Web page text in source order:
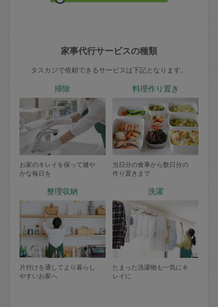
家事代行サービスの種類
タスカジで依頼できるサービスは下記となります。
掃除
お家のキレイを保って健や
かな毎日を
料理作り置き
当日分の食事から数日分の
作り置きまで
整理収納
片付けを通してより暮らし
やすいお家へ
洗濯
たまった洗濯物も一気にキ
レイに